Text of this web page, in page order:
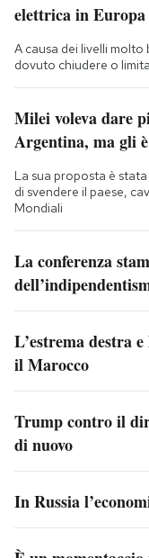
elettrica in Europa
A causa dei livelli molto
dovuto chiudere o
Milei voleva dare
Argentina, ma gli
La sua proposta è
di svendere il paese,
Mondiali
La conferenza
L’estrema destra
il Marocco
Trump contro il
di nuovo
In Russia